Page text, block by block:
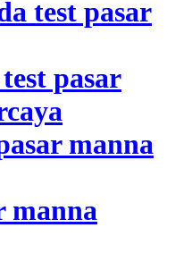
test pasar
pasar
manna
manna